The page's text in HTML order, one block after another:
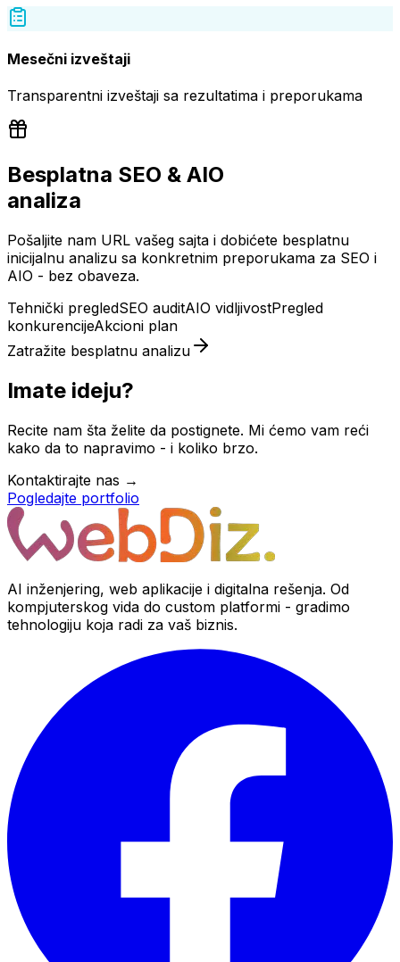
Mesečni izveštaji
Transparentni izveštaji sa rezultatima i preporukama
Besplatna SEO & AIO
analiza
Pošaljite nam URL vašeg sajta i dobićete besplatnu
inicijalnu analizu sa konkretnim preporukama za SEO i
AIO - bez obaveza.
Tehnički pregledSEO auditAIO vidljivostPregled
konkurencijeAkcioni plan
Zatražite besplatnu analizu
Imate ideju?
Recite nam šta želite da postignete. Mi ćemo vam reći
kako da to napravimo - i koliko brzo.
Kontaktirajte nas →
Pogledajte portfolio
AI inženjering, web aplikacije i digitalna rešenja. Od
kompjuterskog vida do custom platformi - gradimo
tehnologiju koja radi za vaš biznis.